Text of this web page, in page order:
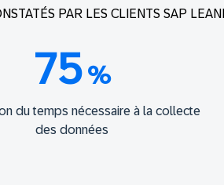
PAR LES CLIENTS SAP
75%
du temps nécessaire à la collecte
des données